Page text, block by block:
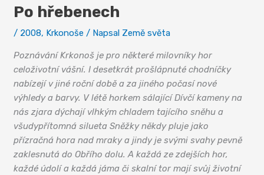
Po hřebenech
/ 2008, Krkonoše / Napsal Země světa
Poznávání Krkonoš je pro některé milovníky hor
celoživotní vášní. I desetkrát prošlápnuté chodníčky
nabízejí v jiné roční době a za jiného počasí nové
výhledy a barvy. V létě horkem sálající Dívčí kameny na
nás zjara dýchají vlhkým chladem tajícího sněhu a
všudypřítomná silueta Sněžky někdy pluje jako
přízračná hora nad mraky a jindy je svými svahy pevně
zaklesnutá do Obřího dolu. A každá ze zdejších hor,
každé údolí a každá jáma či skalní tor mají svůj životní